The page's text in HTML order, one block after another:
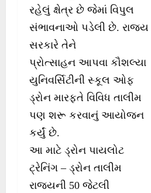
રહેલું ક્ષેત્ર છે જેમાં વિપુલ
સંભાવનાઓ પડેલી છે. રાજ્ય
સરકારે તેને
પ્રોત્સાહન આપવા કૌશલ્યા
યુનિવર્સિટીની સ્કૂલ ઓફ
ડ્રોન મારફતે વિવિધ તાલીમ
પણ શરૂ કરવાનું આયોજન
કર્યું છે.
આ માટે ડ્રોન પાયલોટ
ટ્રેનિંગ – ડ્રોન તાલીમ
રાજ્યની 50 જેટલી